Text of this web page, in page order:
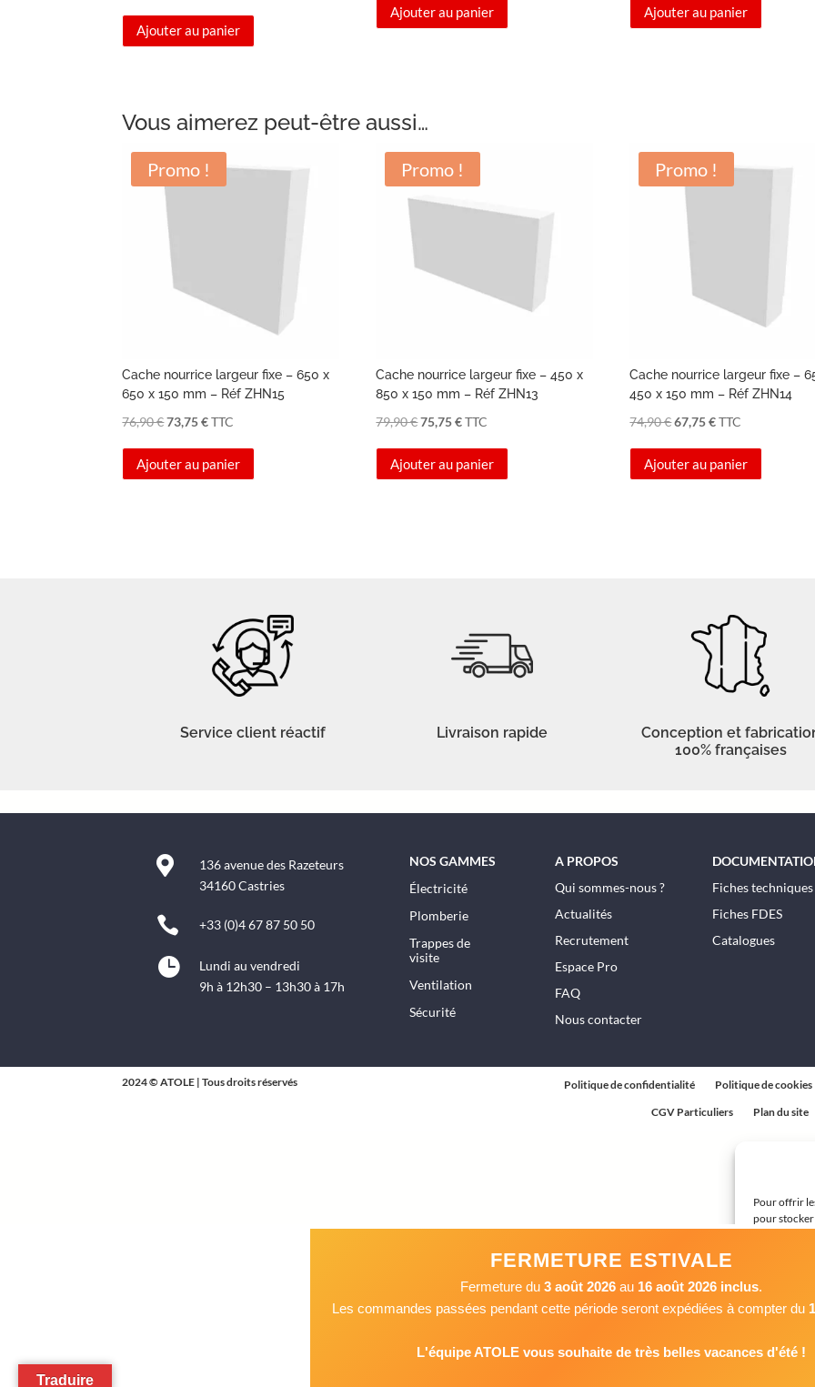
Pour offrir
pour stocker
Ajouter au panier
initial
actuel
Ajouter au panier
initial
actuel
Ajouter au panier
Vous aimerez peut-être aussi…
Promo !
Cache nourrice largeur fixe – 650 x
650 x 150 mm – Réf ZHN15
76,90€Le
initial
73,75€Le
actuel
TTC
Ajouter au panier
Promo !
Cache nourrice largeur fixe – 450 x
850 x 150 mm – Réf ZHN13
79,90€Le
initial
75,75€Le
actuel
TTC
Ajouter au panier
Promo !
Cache nourrice largeur fixe –
450 x 150 mm – Réf ZHN14
74,90€Le
initial
67,75€Le
actuel
TTC
Ajouter au panier
Service client réactif Livraison rapide
Conception et
100% françaises

136 avenue des Razeteurs
34160 Castries
 +33 (0)4 67 87 50 50

Lundi au vendredi
9h à 12h30 – 13h30 à 17h
NOS GAMMES
Électricité
Plomberie
Trappes de
visite
Ventilation
Sécurité
A PROPOS
Qui sommes-nous ?
Actualités
Recrutement
Espace Pro
FAQ
Nous contacter
Fiches techniques
Fiches FDES
Catalogues
2024 © ATOLE | Tous droits réservés Politique de confidentialité
Politique de cookies
CGV Particuliers
Plan du site
Traduire
FERMETURE ESTIVALE
Fermeture du 3 août 2026 au 16 août 2026 inclus.
Les commandes passées pendant cette période seront expédiées à compter du
L'équipe ATOLE vous souhaite de très belles vacances d'été !